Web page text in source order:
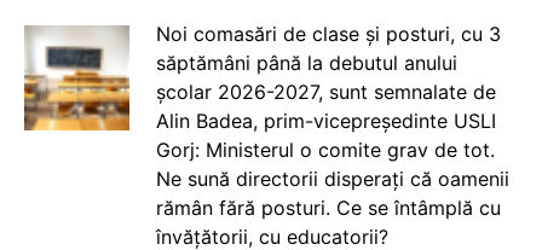
Noi comasări de clase și posturi, cu 3
săptămâni până la debutul anului
școlar 2026-2027, sunt semnalate de
Alin Badea, prim-vicepreședinte USLI
Gorj: Ministerul o comite grav de tot.
Ne sună directorii disperați că oamenii
rămân fără posturi. Ce se întâmplă cu
învățătorii, cu educatorii?